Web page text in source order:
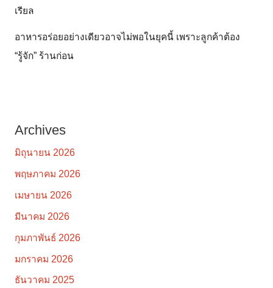
เรียล
อาหารอร่อยอย่างเดียวอาจไม่พอในยุคนี้ เพราะลูกค้าต้อง
“รู้จัก” ร้านก่อน
Archives
มิถุนายน 2026
พฤษภาคม 2026
เมษายน 2026
มีนาคม 2026
กุมภาพันธ์ 2026
มกราคม 2026
ธันวาคม 2025